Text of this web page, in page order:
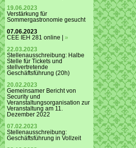
19.06.2023
Verstärkung für
Sommergastronomie gesucht
07.06.2023
CEE IEH 281 online | »
22.03.2023
Stellenausschreibung: Halbe
Stelle für Tickets und
stellvertretende
Geschäftsführung (20h)
20.02.2023
Gemeinsamer Bericht von
Security und
Veranstaltungsorganisation zur
Veranstaltung am 11.
Dezember 2022
07.02.2023
Stellenausschreibung:
Geschäftsführung in Vollzeit